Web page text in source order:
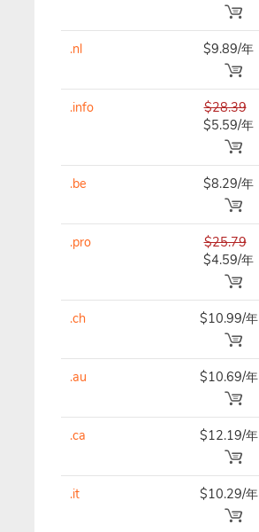
.nl $9.89/年
.info
$28.39
$5.59/年
.be $8.29/年
.pro
$25.79
$4.59/年
.ch $10.99/年
.au $10.69/年
.ca $12.19/年
.it $10.29/年